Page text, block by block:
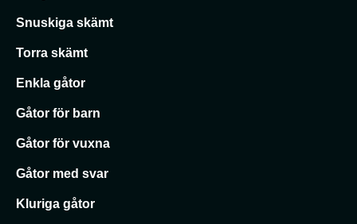
Snuskiga skämt
Torra skämt
Enkla gåtor
Gåtor för barn
Gåtor för vuxna
Gåtor med svar
Kluriga gåtor